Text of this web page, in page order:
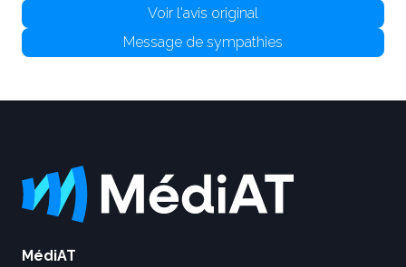
Voir l'avis original
Message de sympathies
MédiAT